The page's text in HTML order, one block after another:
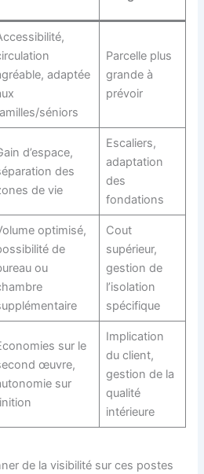
adaptée
séniors
Parcelle plus
grande à
prévoir
d’espace,
des
de vie
Escaliers,
adaptation
des
fondations
optimisé,
de
ou
Cout
supérieur,
gestion de
l’isolation
spécifique
sur le
œuvre,
sur
Implication
du client,
gestion de la
qualité
intérieure
de la visibilité sur ces postes